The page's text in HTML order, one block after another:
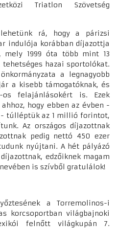
Triatlon Szövetség
rá, hogy a párizsi
indulója korábban díjazottja
mely 1999 óta több mint 13
hazai sportolókat.
a legnagyobb
a kisebb támogatóknak, és
os felajánlásokért is. Ezek
hogy ebben az évben -
túlléptük az 1 millió forintot,
Az országos díjazottnak
pedig nettó 450 ezer
nyújtani. A hét pályázó
edzőiknek magam
is szívből gratulálok!
a Torremolinos-i
korcsoportban világbajnoki
felnőtt világkupán 7.